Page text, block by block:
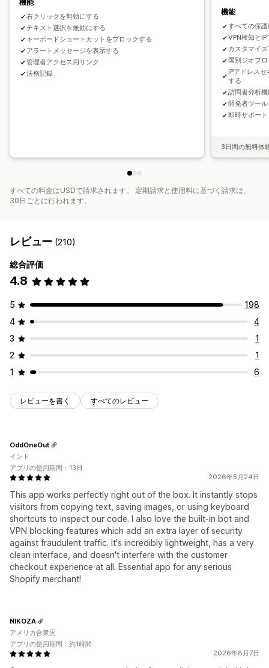
高リスクアラート
不審な行為
不正注文通知
チャージバック分析
リスクレポート
アプリ通知
スパイ拡張機能 開発者向けツール
キーボードショートカット
地域アクセス IPアクセス 著作権メッセージ
機能
右クリックを無効にする
テキスト選択を無効にする
キーボードショートカットをブロックする
アラートメッセージを表示する
管理者アクセス用リンク
法務記録
機能
すべての保
VPN検知と
カスタマイ
国別ジオブ
IPアドレス
する
訪問者分析
開発者ツー
即時サポート
3日間の無料体
すべての料金はUSDで請求されます。 定期請求と使用料に基づく請求は、
30日ごとに行われます。
レビュー (210)
総合評価
4.8
5
198
4
4
3
1
2
1
1
6
レビューを書く すべてのレビュー
2026年5月24日
This app works perfectly right out of the box. It instantly stops
visitors from copying text, saving images, or using keyboard
shortcuts to inspect our code. I also love the built-in bot and
VPN blocking features which add an extra layer of security
against fraudulent traffic. It's incredibly lightweight, has a very
clean interface, and doesn't interfere with the customer
checkout experience at all. Essential app for any serious
Shopify merchant!
OddOneOut
インド
アプリの使用期間：13日
2026年8月7日
NIKOZA
アメリカ合衆国
アプリの使用期間：約1時間